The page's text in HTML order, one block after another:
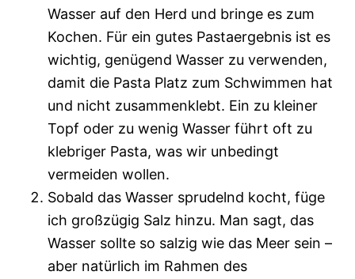
Wasser auf den Herd und bringe es zum
Kochen. Für ein gutes Pastaergebnis ist es
wichtig, genügend Wasser zu verwenden,
damit die Pasta Platz zum Schwimmen hat
und nicht zusammenklebt. Ein zu kleiner
Topf oder zu wenig Wasser führt oft zu
klebriger Pasta, was wir unbedingt
vermeiden wollen.
Sobald das Wasser sprudelnd kocht, füge
ich großzügig Salz hinzu. Man sagt, das
Wasser sollte so salzig wie das Meer sein –
aber natürlich im Rahmen des